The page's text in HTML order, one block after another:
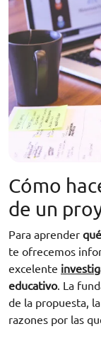
Cómo
de un
Para aprender
te ofrecemos
excelente
educativo. La
de la propuesta,
razones por las